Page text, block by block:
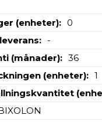
(enheter)
0
-
(månader)
36
(enheter)
1